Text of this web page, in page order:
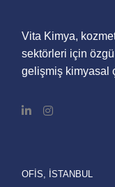
Vita Kimya,
sektörleri için
gelişmiş kimyasal
OFIS, İSTANBUL